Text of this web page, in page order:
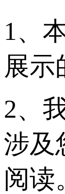
1、
展示
2、
涉及
阅读